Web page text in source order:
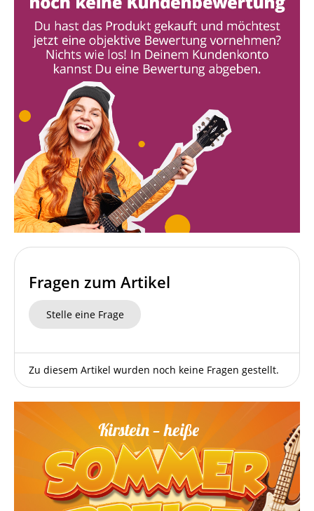
Fragen zum Artikel
Stelle eine Frage
Zu diesem Artikel wurden noch keine Fragen gestellt.